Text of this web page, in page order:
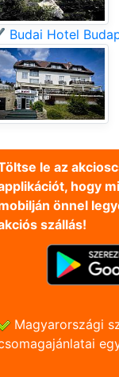
Hotel
le az
hogy
önnel
szállás!
Magyarországi